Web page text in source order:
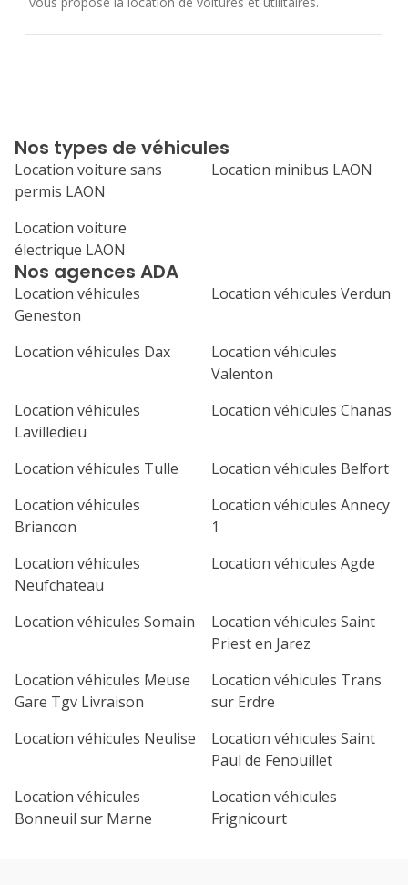
Nos agences ADA
Location véhicules
Geneston
Location véhicules Verdun
Location véhicules Dax
Location véhicules
Valenton
Location véhicules
Lavilledieu
Location véhicules Chanas
Location véhicules Tulle
Location véhicules Belfort
Location véhicules
Briancon
Location véhicules Annecy
1
Location véhicules
Neufchateau
Location véhicules Agde
Location véhicules Somain
Location véhicules Saint
Priest en Jarez
Location véhicules Meuse
Gare Tgv Livraison
Location véhicules Trans
sur Erdre
Location véhicules Neulise
Location véhicules Saint
Paul de Fenouillet
Location véhicules
Bonneuil sur Marne
Location véhicules
Frignicourt
Nos types de véhicules
Location voiture sans
permis LAON
Location minibus LAON
Location voiture
électrique LAON